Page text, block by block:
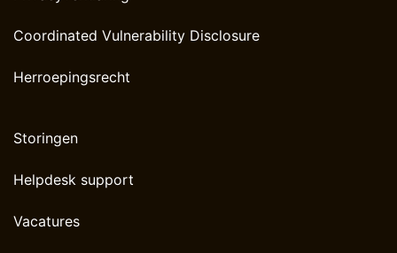
Coordinated Vulnerability Disclosure
Herroepingsrecht
Storingen
Helpdesk support
Vacatures